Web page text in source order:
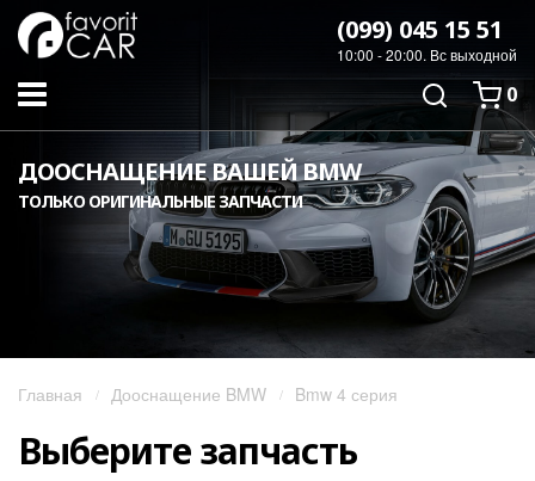
(099) 045 15 51
10:00 - 20:00. Вс выходной
0
ДООСНАЩЕНИЕ ВАШЕЙ BMW
ТОЛЬКО ОРИГИНАЛЬНЫЕ ЗАПЧАСТИ
Главная Дооснащение BMW Bmw 4 серия
Выберите запчасть